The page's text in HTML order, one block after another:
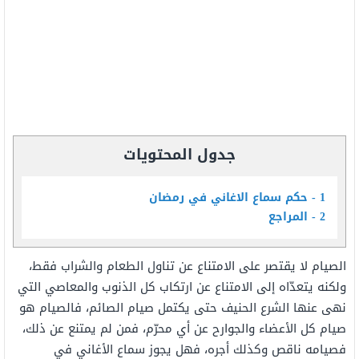
جدول المحتويات
1
حكم سماع الاغاني في رمضان
2 المراجع
الصيام لا يقتصر على الامتناع عن تناول الطعام والشراب فقط،
ولكنه يتعدّاه إلى الامتناع عن ارتكاب كل الذنوب والمعاصي التي
نهى عنها الشرع الحنيف حتى يكتمل صيام الصائم، فالصيام هو
صيام كل الأعضاء والجوارح عن أي محرّم، فمن لم يمتنع عن ذلك،
فصيامه ناقص وكذلك أجره، فهل يجوز سماع الأغاني في